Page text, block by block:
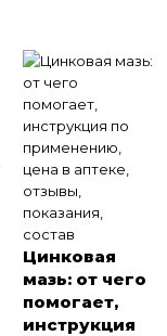
Цинковая
мазь: от чего
помогает,
инструкция